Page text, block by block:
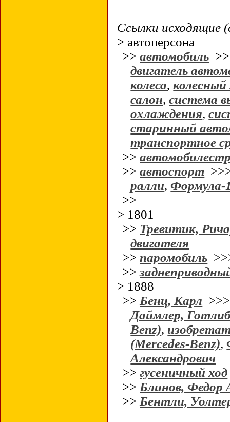
Ссылки исходящие
> автоперсона
>>автомобиль
двигатель
колеса,колесный
салон,система
охлаждения,
старинный
транспортное
>>
>>автоспорт
ралли,Формула-
>>
> 1801
>> Тревитик,
двигателя
>>паромобиль
>>
> 1888
>> Бенц, Карл
Даймлер,
Benz),
(Mercedes-Benz),
Александрович
>>гусеничный ход
>> Блинов, Федор
>> Бентли,